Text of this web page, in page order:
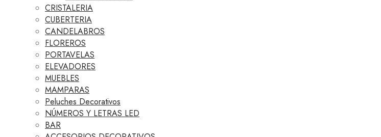
CRISTALERIA
CUBERTERIA
CANDELABROS
FLOREROS
PORTAVELAS
ELEVADORES
MUEBLES
MAMPARAS
Peluches Decorativos
NÚMEROS Y LETRAS LED
BAR